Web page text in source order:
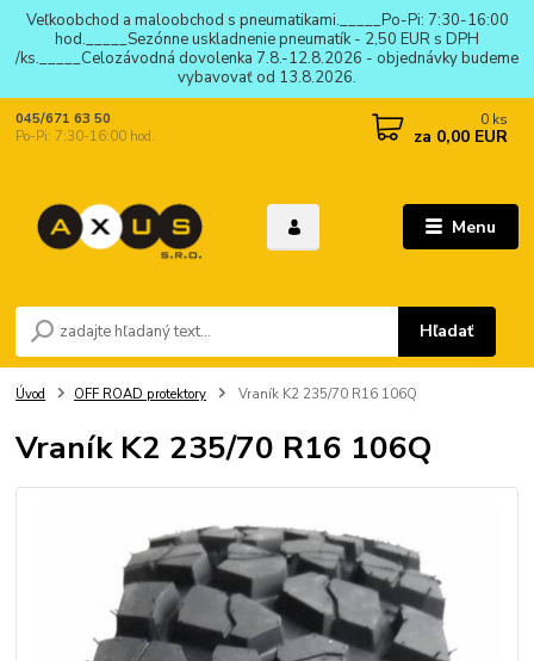
Veľkoobchod a maloobchod s pneumatikami._____Po-Pi: 7:30-16:00
hod._____Sezónne uskladnenie pneumatík - 2,50 EUR s DPH
/ks._____Celozávodná dovolenka 7.8.-12.8.2026 - objednávky budeme
vybavovať od 13.8.2026.
Menu
Hľadať
045/671 63 50
Po-Pi: 7:30-16:00 hod.
0 ks
za 0,00 EUR
Úvod OFF ROAD protektory Vraník K2 235/70 R16 106Q
Vraník K2 235/70 R16 106Q